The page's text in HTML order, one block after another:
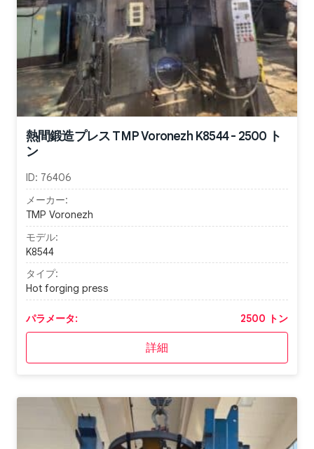
熱間鍛造プレス TMP Voronezh K8544 - 2500 ト
ン
ID: 76406
メーカー:
TMP Voronezh
モデル:
K8544
タイプ:
Hot forging press
パラメータ: 2500 トン
詳細